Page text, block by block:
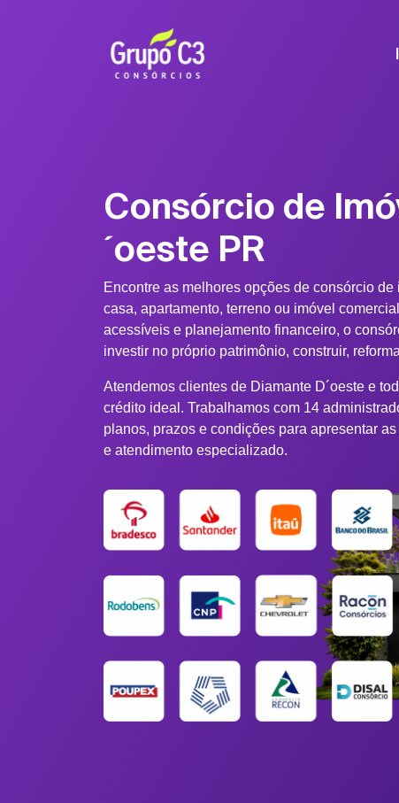
Consórcio de
´oeste PR
Encontre as melhores opções de consórcio
casa, apartamento, terreno ou imóvel
acessíveis e planejamento financeiro, o
investir no próprio patrimônio, construir,
Atendemos clientes de Diamante D´oeste e
crédito ideal. Trabalhamos com 14
planos, prazos e condições para apresentar
e atendimento especializado.